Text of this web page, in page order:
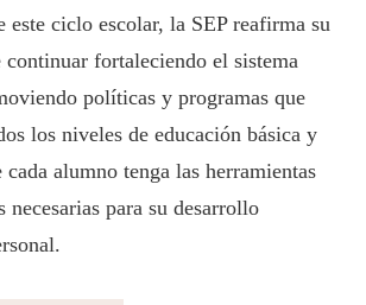
este ciclo escolar, la SEP reafirma su
fortaleciendo el sistema
políticas y programas que
los niveles de educación básica y
cada alumno tenga las herramientas
necesarias para su desarrollo